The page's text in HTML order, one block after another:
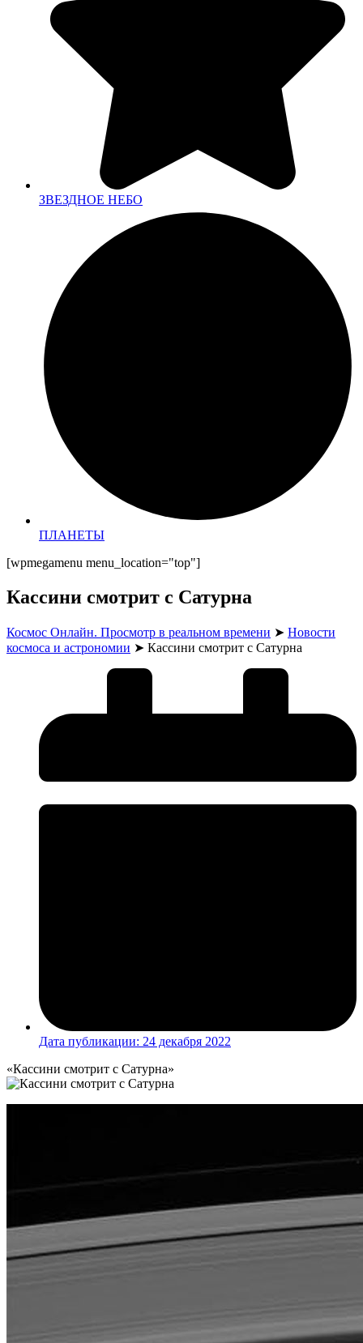
ЗВЕЗДНОЕ НЕБО
ПЛАНЕТЫ
[wpmegamenu menu_location="top"]
Кассини смотрит с Сатурна
Космос Онлайн. Просмотр в реальном времени ➤ Новости
космоса и астрономии ➤ Кассини смотрит с Сатурна
Дата публикации: 24 декабря 2022
«Кассини смотрит с Сатурна»